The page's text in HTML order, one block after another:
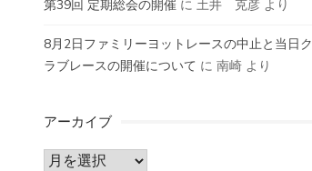
第39回 定期総会の開催 に 土井 克彦 より
8月2日ファミリーヨットレースの中止と当日ク
ラブレースの開催について に 南崎 より
アーカイブ
ア